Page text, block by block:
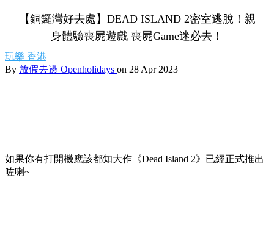
【銅鑼灣好去處】DEAD ISLAND 2密室逃脫！親
身體驗喪屍遊戲 喪屍Game迷必去！
玩樂 香港
By 放假去邊 Openholidays on 28 Apr 2023
如果你有打開機應該都知大作《Dead Island 2》已經正式推出
咗喇~